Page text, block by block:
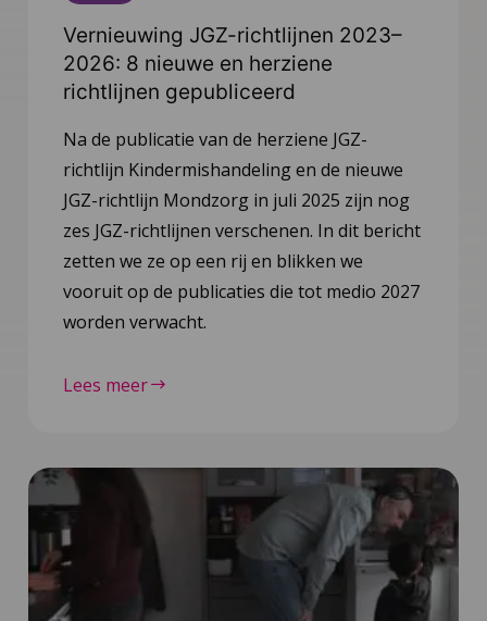
Vernieuwing JGZ-richtlijnen 2023–
2026: 8 nieuwe en herziene
richtlijnen gepubliceerd
Na de publicatie van de herziene JGZ-
richtlijn Kindermishandeling en de nieuwe
JGZ-richtlijn Mondzorg in juli 2025 zijn nog
zes JGZ-richtlijnen verschenen. In dit bericht
zetten we ze op een rij en blikken we
vooruit op de publicaties die tot medio 2027
worden verwacht.
Lees meer